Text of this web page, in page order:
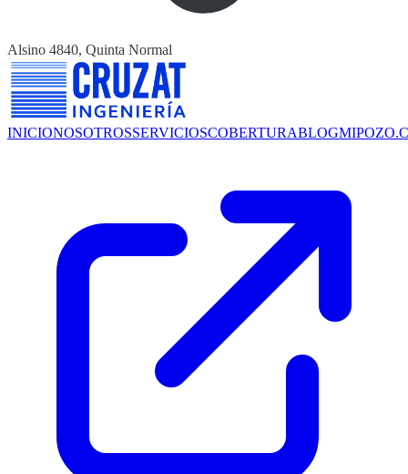
Alsino 4840, Quinta Normal
INICIONOSOTROSSERVICIOSCOBERTURABLOG